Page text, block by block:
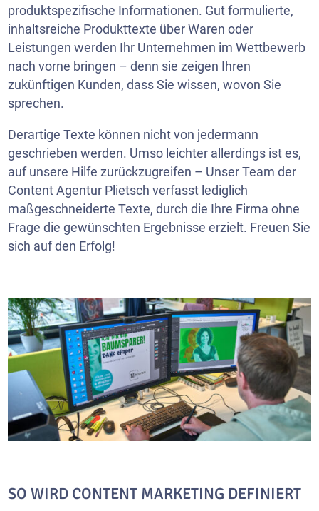
produktspezifische Informationen. Gut formulierte,
inhaltsreiche Produkttexte über Waren oder
Leistungen werden Ihr Unternehmen im Wettbewerb
nach vorne bringen – denn sie zeigen Ihren
zukünftigen Kunden, dass Sie wissen, wovon Sie
sprechen.
Derartige Texte können nicht von jedermann
geschrieben werden. Umso leichter allerdings ist es,
auf unsere Hilfe zurückzugreifen – Unser Team der
Content Agentur Plietsch verfasst lediglich
maßgeschneiderte Texte, durch die Ihre Firma ohne
Frage die gewünschten Ergebnisse erzielt. Freuen Sie
sich auf den Erfolg!
SO WIRD CONTENT MARKETING DEFINIERT